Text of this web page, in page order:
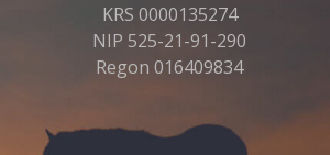
KRS 0000135274
NIP 525-21-91-290
Regon 016409834